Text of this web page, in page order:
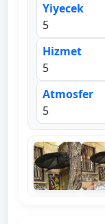
Yiyecek
5
Hizmet
5
Atmosfer
5